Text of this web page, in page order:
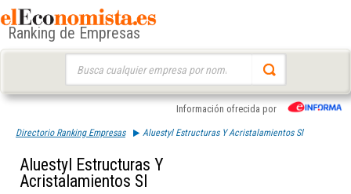
Ranking de Empresas
Información ofrecida por
Directorio Ranking Empresas Aluestyl Estructuras Y Acristalamientos Sl
Aluestyl Estructuras Y
Acristalamientos Sl